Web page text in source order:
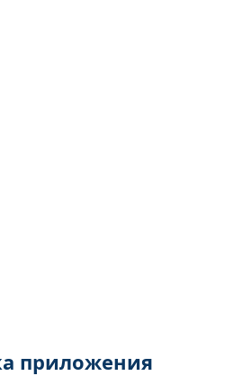
приложения